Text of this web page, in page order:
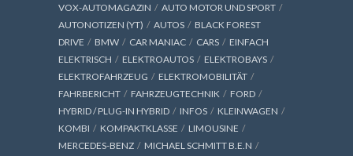
VOX-AUTOMAGAZIN
AUTO MOTOR UND SPORT
AUTONOTIZEN (YT)
AUTOS
BLACK FOREST
DRIVE
BMW CAR MANIAC CARS
EINFACH
ELEKTRISCH
ELEKTROAUTOS
ELEKTROBAYS
ELEKTROFAHRZEUG
ELEKTROMOBILITÄT
FAHRBERICHT
FAHRZEUGTECHNIK
FORD
HYBRID / PLUG-IN HYBRID
INFOS
KLEINWAGEN
KOMBI
KOMPAKTKLASSE
LIMOUSINE
MERCEDES-BENZ
MICHAEL SCHMITT B.E.N